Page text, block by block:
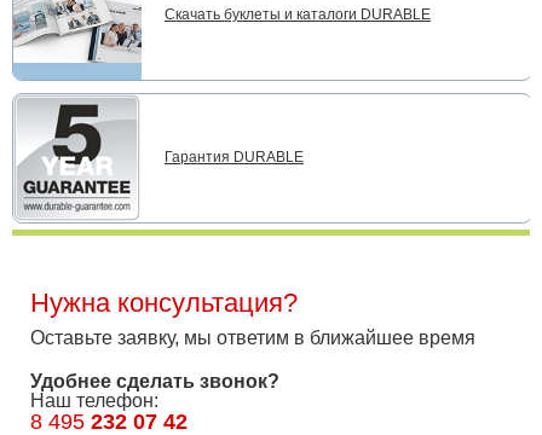
Скачать буклеты и каталоги DURABLE
Гарантия DURABLE
Нужна консультация?
Оставьте заявку, мы ответим в ближайшее время
Удобнее сделать звонок?
Наш телефон:
8 495 232 07 42